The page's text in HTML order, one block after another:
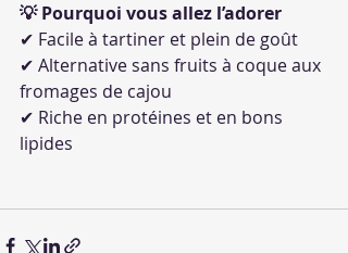
💡 Pourquoi vous allez l’adorer
✔ Facile à tartiner et plein de goût
✔ Alternative sans fruits à coque aux
fromages de cajou
✔ Riche en protéines et en bons
lipides